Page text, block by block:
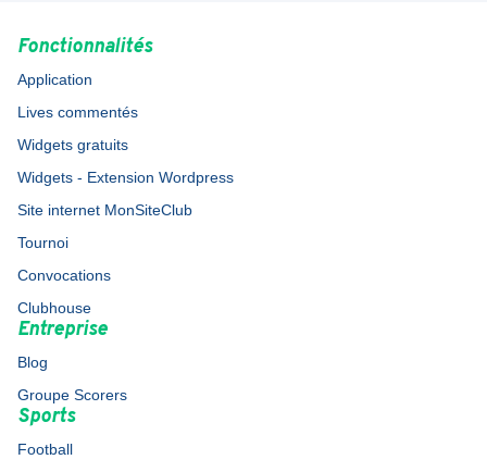
Fonctionnalités
Application
Lives commentés
Widgets gratuits
Widgets - Extension Wordpress
Site internet MonSiteClub
Tournoi
Convocations
Clubhouse
Entreprise
Blog
Groupe Scorers
Sports
Football